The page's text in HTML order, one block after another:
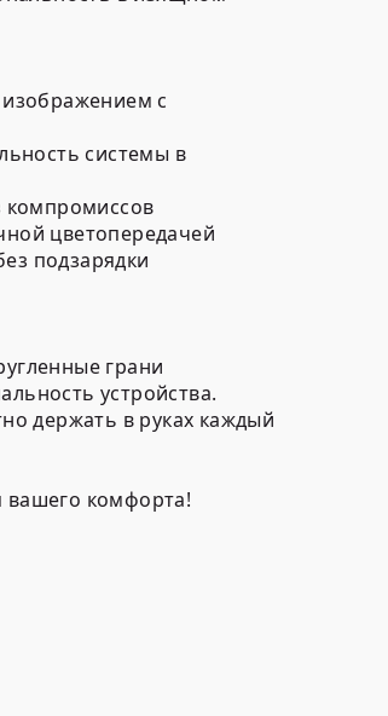
с
системы в
компромиссов
цветопередачей
подзарядки
грани
устройства.
держать в руках каждый
вашего комфорта!